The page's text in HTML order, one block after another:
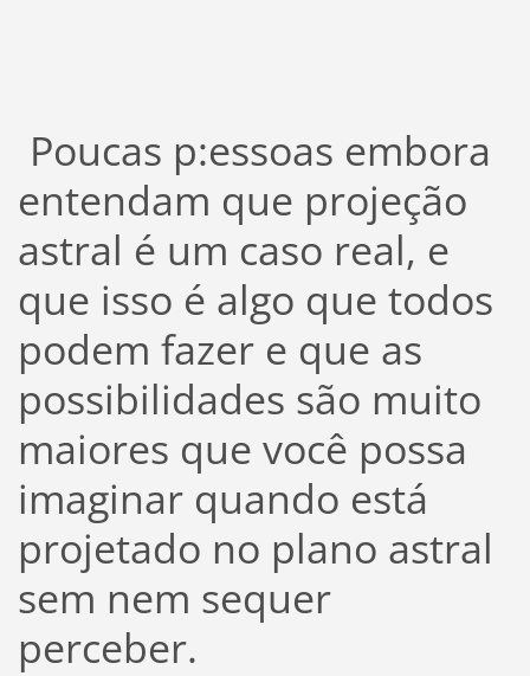
Poucas p:essoas embora
entendam que projeção
astral é um caso real, e
que isso é algo que todos
podem fazer e que as
possibilidades são muito
maiores que você possa
imaginar quando está
projetado no plano astral
sem nem sequer
perceber.